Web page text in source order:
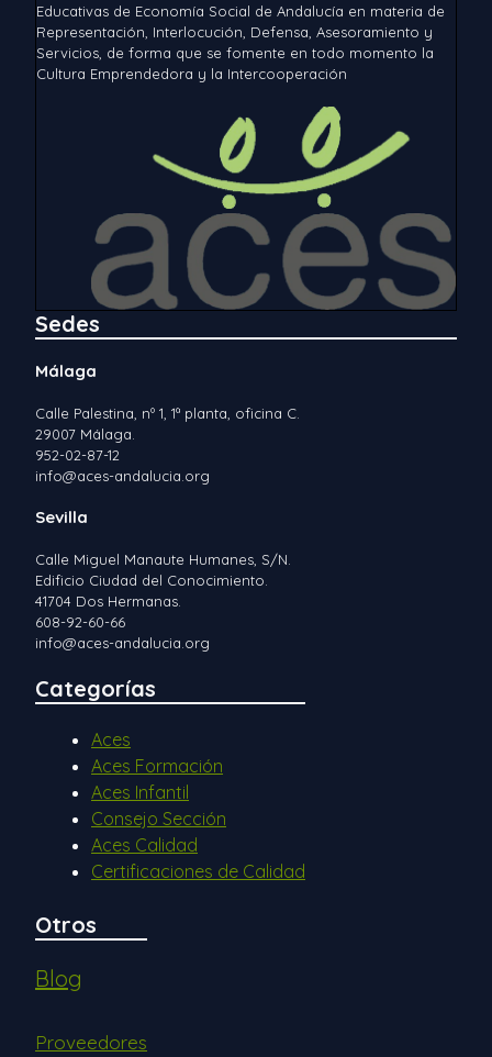
Educativas de Economía Social de Andalucía en materia de
Representación, Interlocución, Defensa, Asesoramiento y
Servicios, de forma que se fomente en todo momento la
Cultura Emprendedora y la Intercooperación
Sedes
Málaga
Calle Palestina, nº 1, 1ª planta, oficina C.
29007 Málaga.
952-02-87-12
info@aces-andalucia.org
Sevilla
Calle Miguel Manaute Humanes, S/N.
Edificio Ciudad del Conocimiento.
41704 Dos Hermanas.
608-92-60-66
info@aces-andalucia.org
Categorías
Aces
Aces Formación
Aces Infantil
Consejo Sección
Aces Calidad
Certificaciones de Calidad
Otros
Blog
Proveedores